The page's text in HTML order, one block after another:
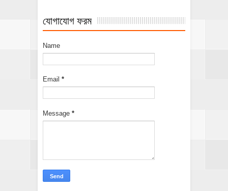
যোগাযোগ ফরম
Name
Email *
Message *